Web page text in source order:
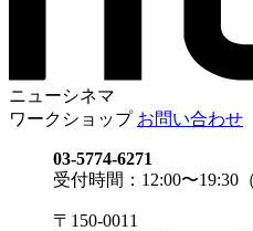
ニューシネマ
ワークショップ お問い合わせ
03-5774-6271
受付時間：12:00〜19:30
〒150-0011